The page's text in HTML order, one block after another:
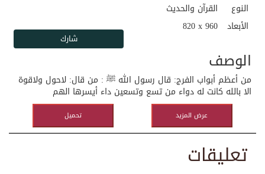
القرآن والحديث
النوع
820 x 960 الأبعاد
الوصف
من أعظم أبواب الفرج: قال رسول الله ﷺ : من قال: لاحول ولاقوة
الا بالله كانت له دواء من تسع وتسعين داء أيسرها الهم
تحميل عرض المزيد
تعليقات